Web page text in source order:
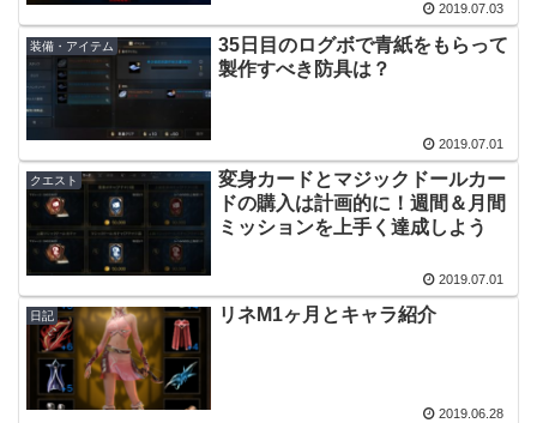
2019.07.03
装備・アイテム
35日目のログボで青紙をもらって
製作すべき防具は？
2019.07.01
クエスト
変身カードとマジックドールカー
ドの購入は計画的に！週間＆月間
ミッションを上手く達成しよう
2019.07.01
日記 リネM1ヶ月とキャラ紹介
2019.06.28